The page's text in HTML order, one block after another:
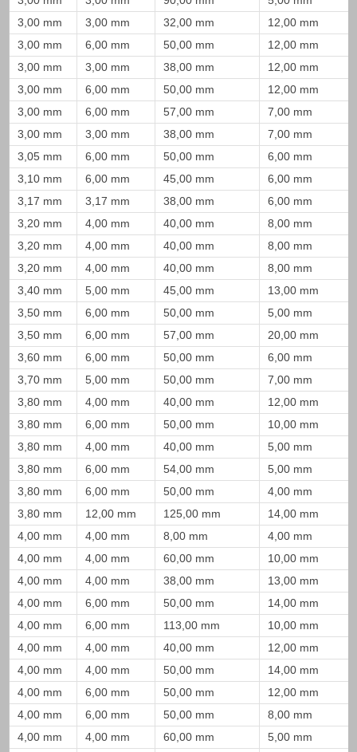
3,00 mm
3,00 mm 32,00 mm
12,00 mm
3,00 mm
6,00 mm 50,00 mm
12,00 mm
3,00 mm
3,00 mm 38,00 mm
12,00 mm
3,00 mm
6,00 mm 50,00 mm
12,00 mm
3,00 mm
6,00 mm 57,00 mm
7,00 mm
3,00 mm
3,00 mm 38,00 mm
7,00 mm
3,05 mm
6,00 mm 50,00 mm
6,00 mm
3,10 mm
6,00 mm 45,00 mm
6,00 mm
3,17 mm
3,17 mm 38,00 mm
6,00 mm
3,20 mm
4,00 mm 40,00 mm
8,00 mm
3,20 mm
4,00 mm 40,00 mm
8,00 mm
3,20 mm
4,00 mm 40,00 mm
8,00 mm
3,40 mm
5,00 mm 45,00 mm
13,00 mm
3,50 mm
6,00 mm 50,00 mm
5,00 mm
3,50 mm
6,00 mm 57,00 mm
20,00 mm
3,60 mm
6,00 mm 50,00 mm
6,00 mm
3,70 mm
5,00 mm 50,00 mm
7,00 mm
3,80 mm
4,00 mm 40,00 mm
12,00 mm
3,80 mm
6,00 mm 50,00 mm
10,00 mm
3,80 mm
4,00 mm 40,00 mm
5,00 mm
3,80 mm
6,00 mm 54,00 mm
5,00 mm
3,80 mm
6,00 mm 50,00 mm
4,00 mm
3,80 mm
12,00 mm 125,00 mm
14,00 mm
4,00 mm
4,00 mm 8,00 mm
4,00 mm
4,00 mm
4,00 mm 60,00 mm
10,00 mm
4,00 mm
4,00 mm 38,00 mm
13,00 mm
4,00 mm
6,00 mm 50,00 mm
14,00 mm
4,00 mm
6,00 mm 113,00 mm
10,00 mm
4,00 mm
4,00 mm 40,00 mm
12,00 mm
4,00 mm
4,00 mm 50,00 mm
14,00 mm
4,00 mm
6,00 mm 50,00 mm
12,00 mm
4,00 mm
6,00 mm 50,00 mm
8,00 mm
4,00 mm
4,00 mm 60,00 mm
5,00 mm